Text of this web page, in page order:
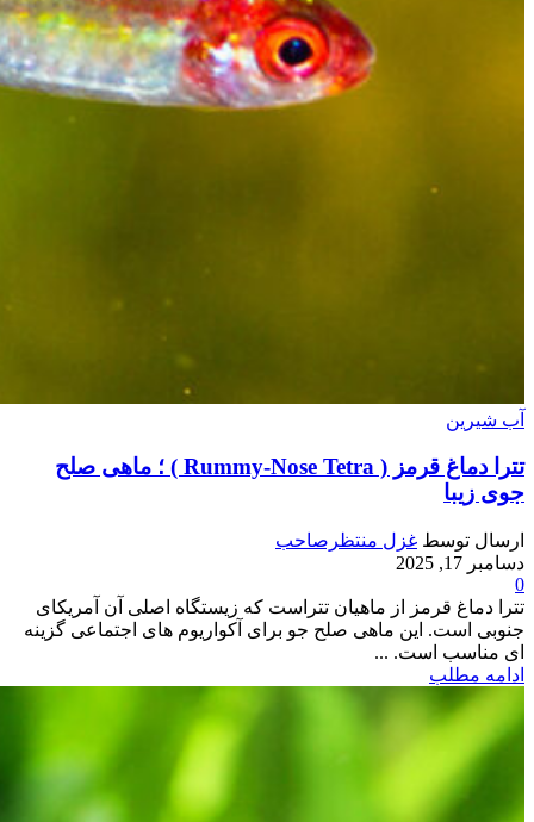
آب شیرین
تترا دماغ قرمز ( Rummy-Nose Tetra ) ؛ ماهی صلح
جوی زیبا
ارسال توسط غزل منتظرصاحب
دسامبر 17, 2025
0
تترا دماغ قرمز از ماهیان تتراست که زیستگاه اصلی آن آمریکای
جنوبی است. این ماهی صلح جو برای آکواریوم های اجتماعی گزینه
ای مناسب است. ...
ادامه مطلب